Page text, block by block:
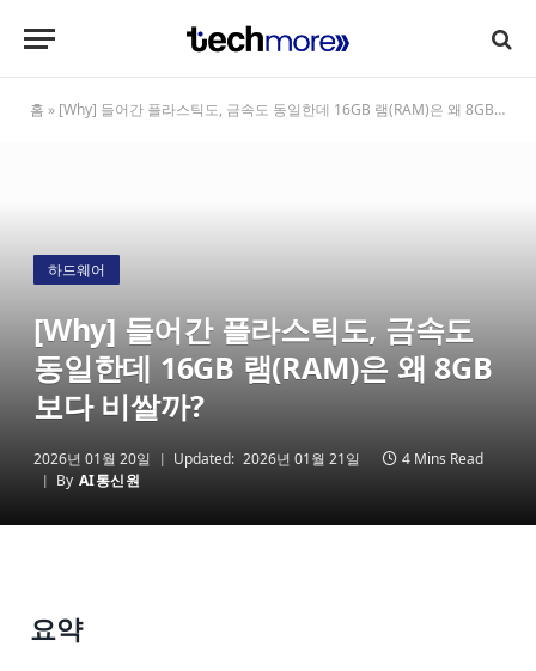
홈 » [Why] 들어간 플라스틱도, 금속도 동일한데 16GB 램(RAM)은 왜 8GB보다 비쌀까?
하드웨어
[Why] 들어간 플라스틱도, 금속도
동일한데 16GB 램(RAM)은 왜 8GB
보다 비쌀까?
2026년 01월 20일 Updated: 2026년 01월 21일
4 Mins Read
By AI통신원
요약